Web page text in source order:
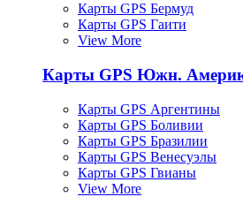
Карты GPS Бермуд
Карты GPS Гаити
View More
Карты GPS Южн.
Карты GPS Аргентины
Карты GPS Боливии
Карты GPS Бразилии
Карты GPS Венесуэлы
Карты GPS Гвианы
View More